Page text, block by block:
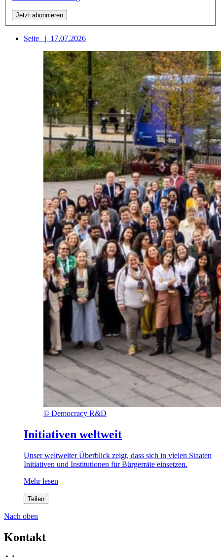
Seite | 17.07.2026
© Democracy R&D
Initiativen weltweit
Unser weltweiter Überblick zeigt, dass sich in vielen Staaten
Initiativen und Institutionen für Bürgerräte einsetzen.
Mehr lesen
Teilen
Nach oben
Kontakt